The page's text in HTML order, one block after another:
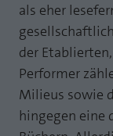
als eher
der
Performer
Milieus sowie
hingegen eine